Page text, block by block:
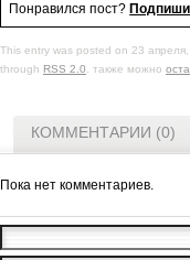
Понравился пост?
This entry was posted on 23
through RSS 2.0. также можно
КОММЕНТАРИИ (0)
Пока нет комментариев.